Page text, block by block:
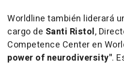
Worldline también liderará
cargo de Santi Ristol,
Competence Center en
power of neurodiversity".